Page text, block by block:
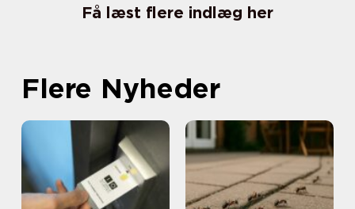
Få læst flere indlæg her
Flere Nyheder